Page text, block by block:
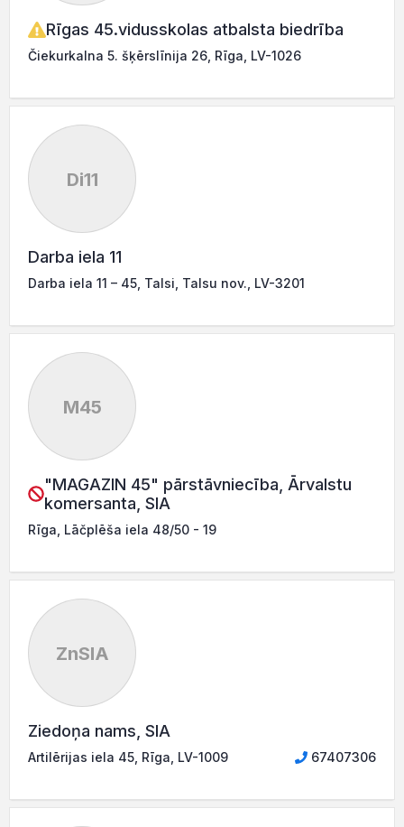
Rīgas 45.vidusskolas atbalsta biedrība
Čiekurkalna 5. šķērslīnija 26, Rīga, LV-1026
Di11
Darba iela 11
Darba iela 11 – 45, Talsi, Talsu nov., LV-3201
M45
"MAGAZIN 45" pārstāvniecība, Ārvalstu
komersanta, SIA
Rīga, Lāčplēša iela 48/50 - 19
ZnSIA
Ziedoņa nams, SIA
Artilērijas iela 45, Rīga, LV-1009 67407306